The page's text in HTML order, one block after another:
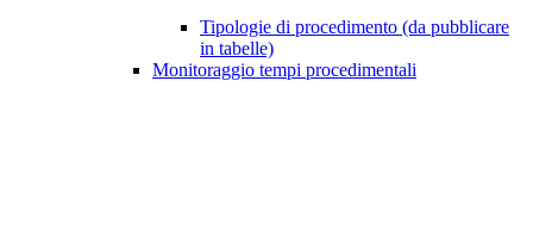
Tipologie di procedimento (da pubblicare
in tabelle)
Monitoraggio tempi procedimentali